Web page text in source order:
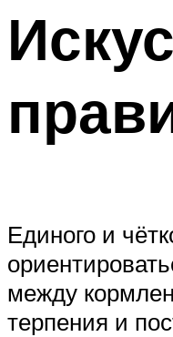
Единого и
между
терпения и